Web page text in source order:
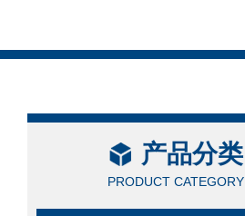
产品分类
PRODUCT CATEGORY